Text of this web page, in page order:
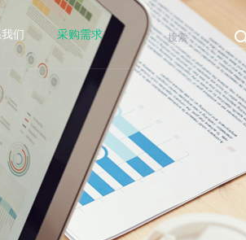
们 采购需求
汽车
电网
煤炭
新闻中心 常见问题